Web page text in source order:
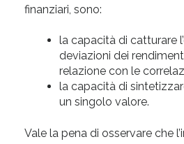
finanziari, sono:
la capacità di catturare
deviazioni dei
relazione con le
la capacità di
un singolo valore.
Vale la pena di osservare che